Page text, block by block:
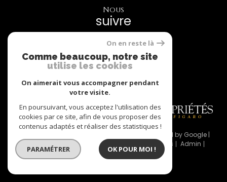
Nous
suivre
Nos
Partenaires
© 2026 | Tous droits réservés | Traduction powered by Google |
Nos honoraires
Plan du site Mentions légales
Admin
Partenaires
Politique RGPD Cookies
On en reste là
Comme beaucoup, notre site
utilise les cookies
On aimerait vous accompagner pendant
votre visite.
En poursuivant, vous acceptez l'utilisation des
cookies par ce site, afin de vous proposer des
contenus adaptés et réaliser des statistiques !
PARAMÉTRER OK POUR MOI !